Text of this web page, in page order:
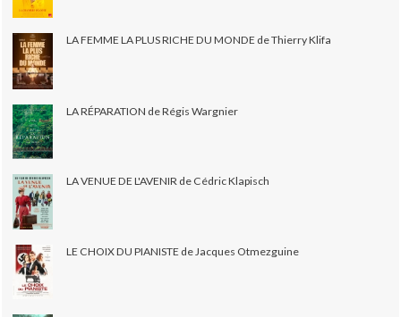
LA FEMME LA PLUS RICHE DU MONDE de Thierry Klifa
LA RÉPARATION de Régis Wargnier
LA VENUE DE L'AVENIR de Cédric Klapisch
LE CHOIX DU PIANISTE de Jacques Otmezguine